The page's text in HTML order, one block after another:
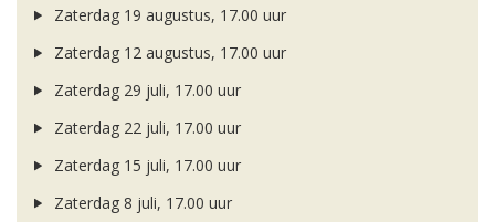
Zaterdag 19 augustus, 17.00 uur
Zaterdag 12 augustus, 17.00 uur
Zaterdag 29 juli, 17.00 uur
Zaterdag 22 juli, 17.00 uur
Zaterdag 15 juli, 17.00 uur
Zaterdag 8 juli, 17.00 uur